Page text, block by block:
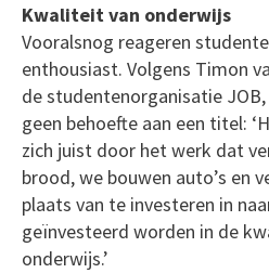
Kwaliteit van onderwijs
Vooralsnog reageren
enthousiast. Volgens Timon
de studentenorganisatie
geen behoefte aan een titel:
zich juist door het werk dat
brood, we bouwen auto’s en
plaats van te investeren in
geïnvesteerd worden in de
onderwijs.’